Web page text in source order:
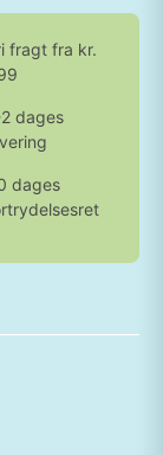
fragt fra kr.
dages
dages